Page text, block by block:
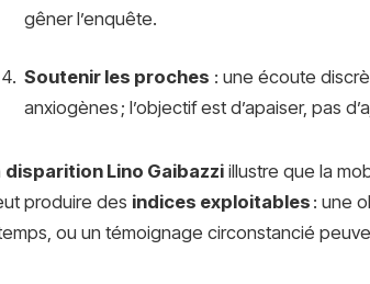
gêner l’enquête.
Soutenir les proches : une écoute
anxiogènes ; l’objectif est d’apaiser, pas
disparition Lino Gaibazziillustre que la
produire des indices exploitables : une
ou un témoignage circonstancié